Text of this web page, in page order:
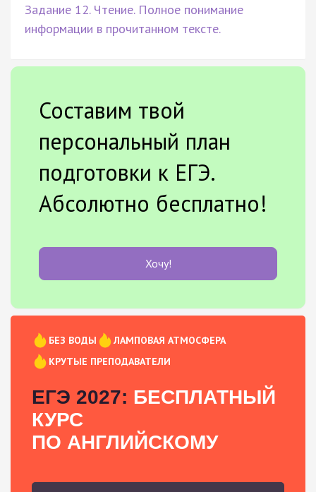
Задание 12. Чтение. Полное понимание
информации в прочитанном тексте.
Составим твой
персональный план
подготовки к ЕГЭ.
Абсолютно бесплатно!
Хочу!
БЕЗ ВОДЫ
ЛАМПОВАЯ АТМОСФЕРА
КРУТЫЕ ПРЕПОДАВАТЕЛИ
ЕГЭ 2027: БЕСПЛАТНЫЙ
КУРС
ПО АНГЛИЙСКОМУ